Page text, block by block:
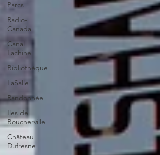
Parcs
Radio-
Canada
Canal
Lachine
Bibliothèque
LaSalle
Randonnée
Iles de
Boucherville
Château
Dufresne